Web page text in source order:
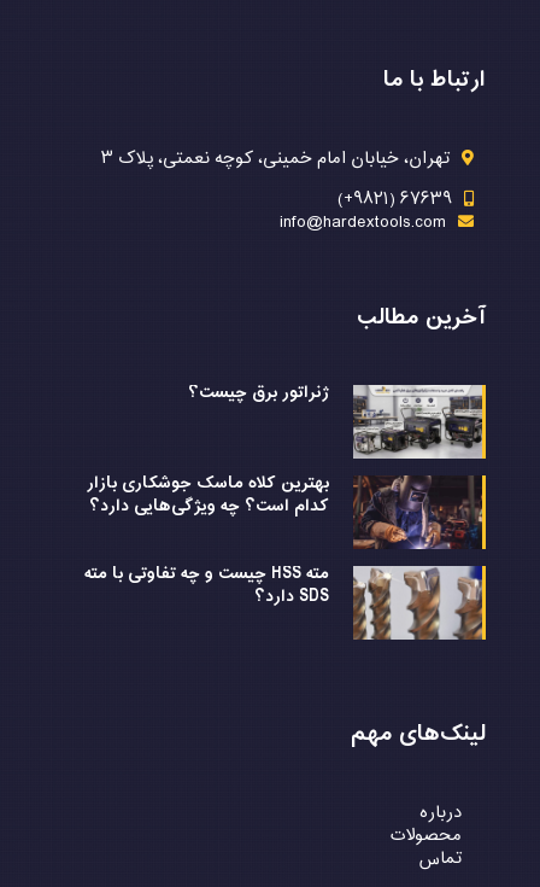
ارتباط با ما
تهران، خیابان امام خمینی، کوچه نعمتی، پلاک ۳
۶۷۶۳۹ (۹۸۲۱+)
info@hardextools.com
آخرین مطالب
ژنراتور برق چیست؟
بهترین کلاه ماسک جوشکاری بازار
کدام است؟ چه ویژگی‌هایی دارد؟
مته HSS چیست و چه تفاوتی با مته
SDS دارد؟
لینک‌های مهم
درباره
محصولات
تماس